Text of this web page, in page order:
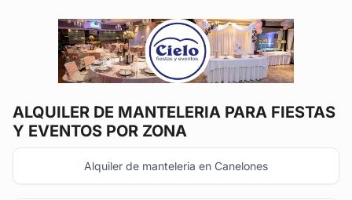
ALQUILER DE MANTELERIA PARA FIESTAS
Y EVENTOS POR ZONA
Alquiler de manteleria en Canelones